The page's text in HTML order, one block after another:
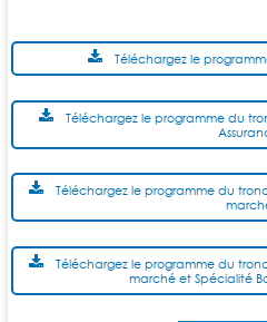
Téléchargez le
Téléchargez le programme du
Téléchargez le programme du
Téléchargez le programme du
marché et Spécialité